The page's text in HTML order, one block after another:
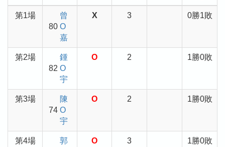
第1場
80
曾
O
嘉
X 3 0勝1敗
第2場
82
鍾
O
宇
O 2 1勝0敗
第3場
74
陳
O
宇
O 2 1勝0敗
第4場
郭
O 3 1勝0敗